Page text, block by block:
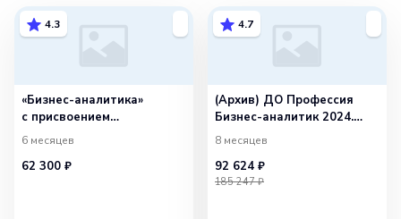
4.3
«Бизнес-аналитика»
с присвоением
квалификации «Бизнес-
аналитик»
6 месяцев
62 300 ₽
4.7
(Архив) ДО Профессия
Бизнес-аналитик 2024.
Тариф Оптимальный
8 месяцев
92 624 ₽
185 247 ₽